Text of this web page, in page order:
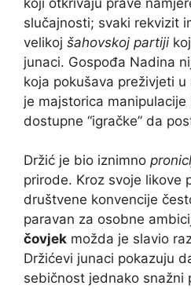
slučajnosti; svaki rekvizit
velikoj šahovskoj partiji
junaci. Gospođa Nadina
koja pokušava preživjeti
je majstorica
dostupne “igračke” da
Držić je bio iznimno
prirode. Kroz svoje likove
društvene konvencije
paravan za osobne
čovjek možda je slavio
Držićevi junaci pokazuju
sebičnost jednako snažni